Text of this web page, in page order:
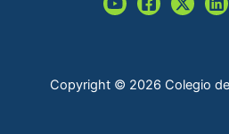
Copyright © 2026 Colegio